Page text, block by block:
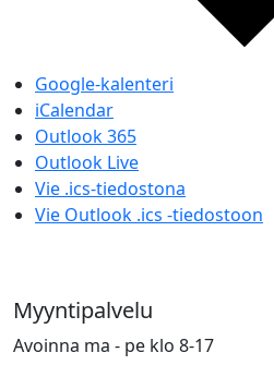
Google-kalenteri
iCalendar
Outlook 365
Outlook Live
Vie .ics-tiedostona
Vie Outlook .ics -tiedostoon
Myyntipalvelu
Avoinna ma - pe klo 8-17